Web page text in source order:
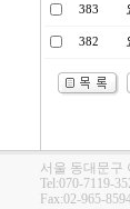
383
382
서울 동대문구
Tel:070-7119-
Fax:02-965-